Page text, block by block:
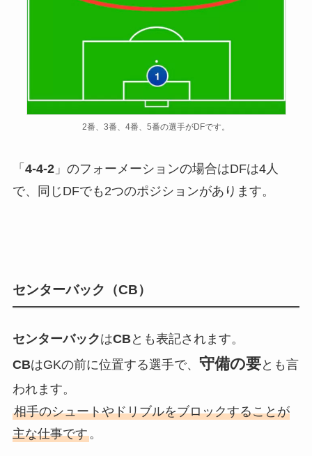
2番、3番、4番、5番の選手がDFです。
「 4-4-2」のフォーメーションの場合はDFは4人
で、同じDFでも2つのポジションがあります。
センターバック（CB）
センターバックはCBとも表記されます。
CBはGKの前に位置する選手で、 守備の要とも言
われます。
相手のシュートやドリブルをブロックすることが
主な仕事です。